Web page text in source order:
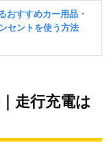
走行充電は